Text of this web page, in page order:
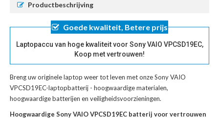
Productbeschrijving
Goede kwaliteit, Betere prijs
Laptopaccu van hoge kwaliteit voor Sony VAIO VPCSD19EC,
Koop met vertrouwen!
Breng uw originele laptop weer tot leven met onzeSony VAIO
VPCSD19EC-laptopbatterij - hoogwaardige materialen,
hoogwaardige batterijen en veiligheidsvoorzieningen.
Hoogwaardige Sony VAIO VPCSD19EC batterij voor vertrouwen